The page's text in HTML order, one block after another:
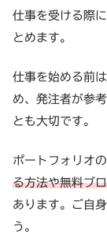
仕事を受ける際
とめます。
仕事を始める前
め、発注者が参
とも大切です。
ポートフォリオの
る方法や無料ブ
あります。ご自
う。